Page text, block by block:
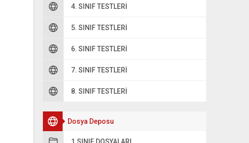
4. SINIF TESTLERI
5. SINIF TESTLERI
6. SINIF TESTLERI
7. SINIF TESTLERI
8. SINIF TESTLERI
Dosya Deposu
1.SINIF DOSYALARI